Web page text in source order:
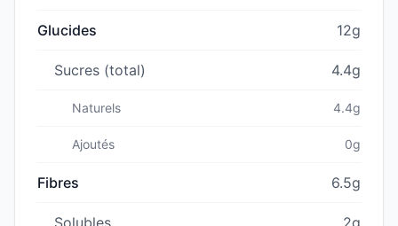
Glucides 12g
Sucres (total) 4.4g
Naturels 4.4g
Ajoutés 0g
Fibres 6.5g
Solubles 2g